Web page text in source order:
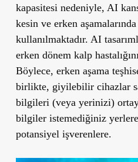
kapasitesi nedeniyle, AI
kesin ve erken
kullanılmaktadır. AI
erken dönem kalp
Böylece, erken aşama
birlikte, giyilebilir cihazlar
bilgileri (veya yerinizi)
bilgiler istemediğiniz
potansiyel işverenlere.